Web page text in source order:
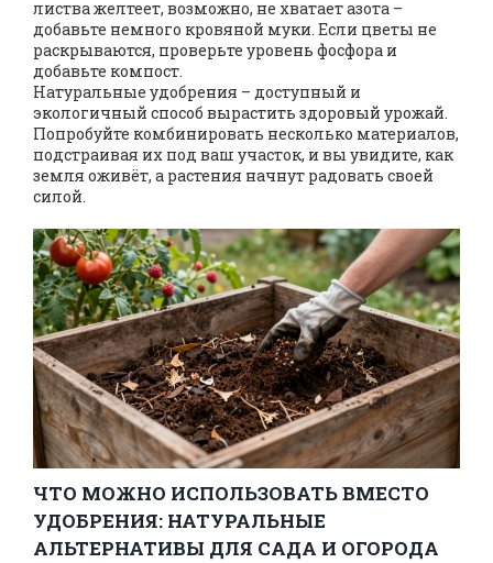
листва желтеет, возможно, не хватает азота –
добавьте немного кровяной муки. Если цветы не
раскрываются, проверьте уровень фосфора и
добавьте компост.
Натуральные удобрения – доступный и
экологичный способ вырастить здоровый урожай.
Попробуйте комбинировать несколько материалов,
подстраивая их под ваш участок, и вы увидите, как
земля оживёт, а растения начнут радовать своей
силой.
ЧТО МОЖНО ИСПОЛЬЗОВАТЬ ВМЕСТО
УДОБРЕНИЯ: НАТУРАЛЬНЫЕ
АЛЬТЕРНАТИВЫ ДЛЯ САДА И ОГОРОДА